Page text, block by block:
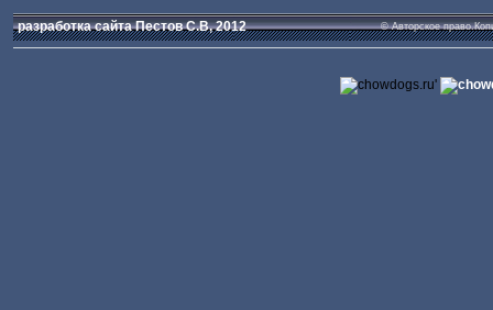
разработка сайта Пестов С.В, 2012 © Авторское